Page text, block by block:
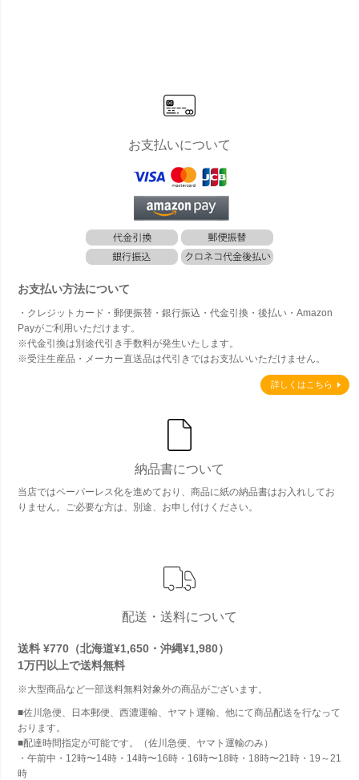
お支払いについて
お支払い方法について
・クレジットカード・郵便振替・銀行振込・代金引換・後払い・Amazon
Payがご利用いただけます。
※代金引換は別途代引き手数料が発生いたします。
※受注生産品・メーカー直送品は代引きではお支払いいただけません。
詳しくはこちら
納品書について
当店ではペーパーレス化を進めており、商品に紙の納品書はお入れしてお
りません。ご必要な方は、別途、お申し付けください。
配送・送料について
送料 ¥770（北海道¥1,650・沖縄¥1,980）
1万円以上で送料無料
※大型商品など一部送料無料対象外の商品がございます。
■佐川急便、日本郵便、西濃運輸、ヤマト運輸、他にて商品配送を行なって
おります。
■配達時間指定が可能です。（佐川急便、ヤマト運輸のみ）
・午前中・12時〜14時・14時〜16時・16時〜18時・18時〜21時・19～21
時